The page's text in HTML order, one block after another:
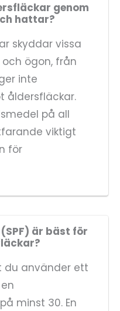
genom
hattar?
skyddar vissa
ögon, från
inte
åldersfläckar.
på all
viktigt
för
är bäst för
du använder ett
minst 30. En